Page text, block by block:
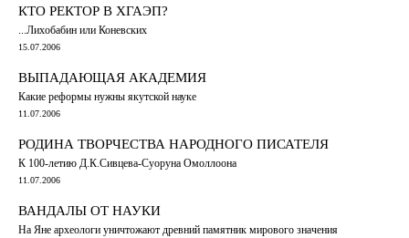
КТО РЕКТОР В ХГАЭП?
...Лихобабин или Коневских
15.07.2006
ВЫПАДАЮЩАЯ АКАДЕМИЯ
Какие реформы нужны якутской науке
11.07.2006
РОДИНА ТВОРЧЕСТВА НАРОДНОГО ПИСАТЕЛЯ
К 100-летию Д.К.Сивцева-Суоруна Омоллоона
11.07.2006
ВАНДАЛЫ ОТ НАУКИ
На Яне археологи уничтожают древний памятник мирового значения